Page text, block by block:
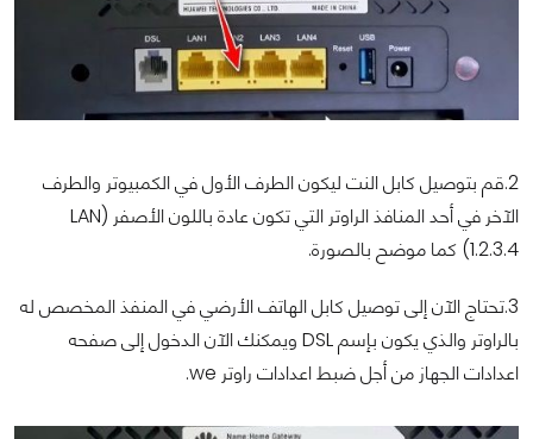
2.قم بتوصيل كابل النت ليكون الطرف الأول في الكمبيوتر والطرف
الآخر في أحد المنافذ الراوتر التي تكون عادة باللون الأصفر (LAN
1.2.3.4) كما موضح بالصورة.
3.تحتاج الآن إلى توصيل كابل الهاتف الأرضي في المنفذ المخصص له
بالراوتر والذي يكون بإسم DSL ويمكنك الآن الدخول إلى صفحه
اعدادات الجهاز من أجل ضبط اعدادات راوتر we.